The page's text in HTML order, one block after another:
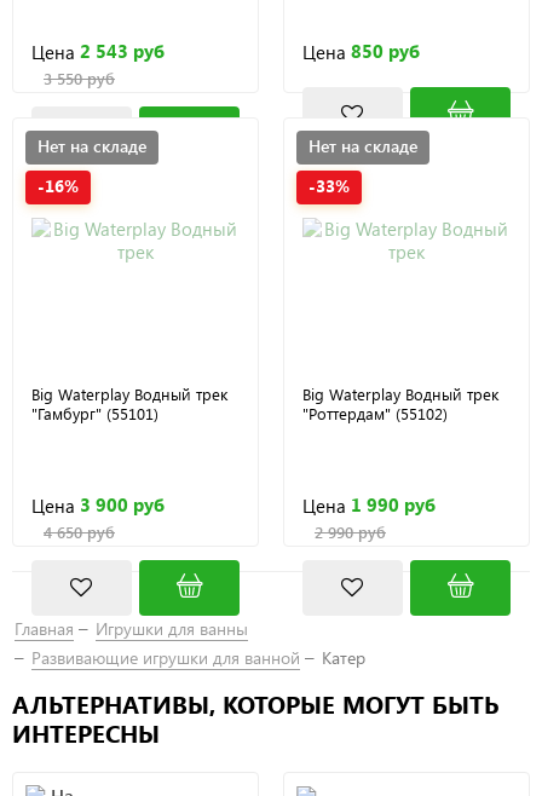
Цена 2 543 руб
3 550 руб
Цена 850 руб
Нет на складе
-16%
Big Waterplay Водный трек
"Гамбург" (55101)
Цена 3 900 руб
4 650 руб
Нет на складе
-33%
Big Waterplay Водный трек
"Роттердам" (55102)
Цена 1 990 руб
2 990 руб
Главная
Игрушки для ванны
Развивающие игрушки для ванной
Катер
АЛЬТЕРНАТИВЫ, КОТОРЫЕ МОГУТ БЫТЬ
ИНТЕРЕСНЫ